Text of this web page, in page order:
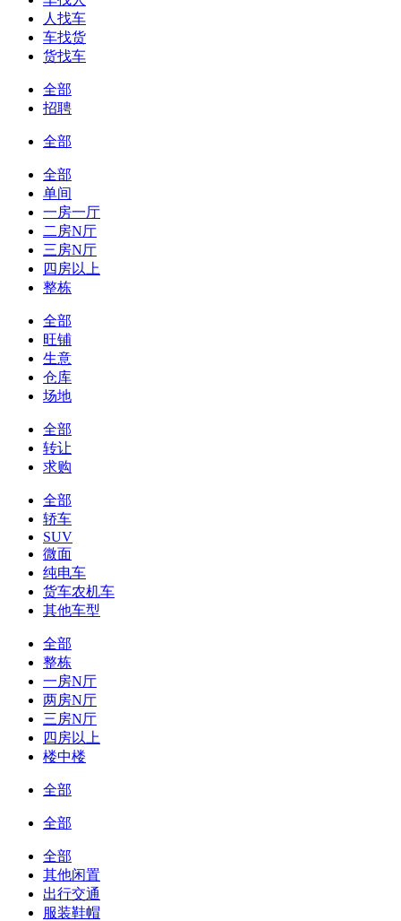
人找车
车找货
货找车
全部
招聘
全部
全部
单间
一房一厅
二房N厅
三房N厅
四房以上
整栋
全部
旺铺
生意
仓库
场地
全部
转让
求购
全部
轿车
SUV
微面
纯电车
货车农机车
其他车型
全部
整栋
一房N厅
两房N厅
三房N厅
四房以上
楼中楼
全部
全部
全部
其他闲置
出行交通
服装鞋帽